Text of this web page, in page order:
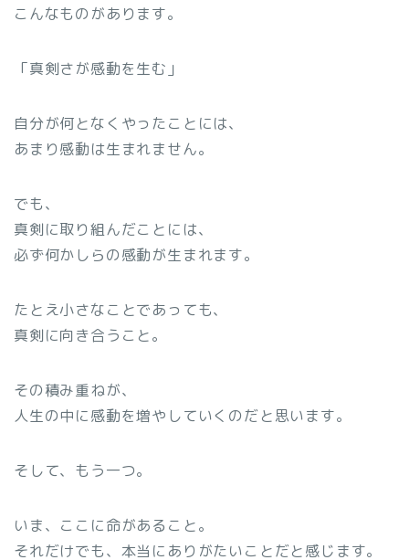
こんなものがあります。
「真剣さが感動を生む」
自分が何となくやったことには、
あまり感動は生まれません。
でも、
真剣に取り組んだことには、
必ず何かしらの感動が生まれます。
たとえ小さなことであっても、
真剣に向き合うこと。
その積み重ねが、
人生の中に感動を増やしていくのだと思います。
そして、もう一つ。
いま、ここに命があること。
それだけでも、本当にありがたいことだと感じます。